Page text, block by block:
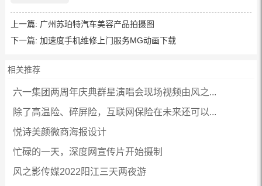
上一篇: 广州苏珀特汽车美容产品拍摄图
下一篇: 加速度手机维修上门服务MG动画下载
相关推荐
六一集团两周年庆典群星演唱会现场视频由风之...
除了高温险、碎屏险，互联网保险在未来还可以...
悦诗美颜微商海报设计
忙碌的一天，深度网宣传片开始摄制
风之影传媒2022阳江三天两夜游